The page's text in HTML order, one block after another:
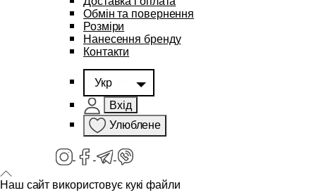
Обмін та повернення
Розміри
Нанесення бренду
Контакти
Укр
Вхід
Улюблене
Наш сайт використовує кукі файли